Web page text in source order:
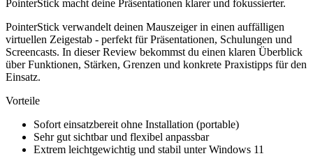
PointerStick macht deine Präsentationen klarer und fokussierter.
PointerStick verwandelt deinen Mauszeiger in einen auffälligen
virtuellen Zeigestab - perfekt für Präsentationen, Schulungen und
Screencasts. In dieser Review bekommst du einen klaren Überblick
über Funktionen, Stärken, Grenzen und konkrete Praxistipps für den
Einsatz.
Vorteile
Sofort einsatzbereit ohne Installation (portable)
Sehr gut sichtbar und flexibel anpassbar
Extrem leichtgewichtig und stabil unter Windows 11